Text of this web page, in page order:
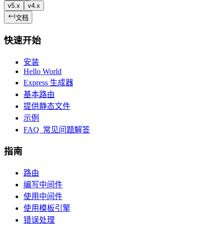
v5.x
v4.x
文档
快速开始
安装
Hello World
Express 生成器
基本路由
提供静态文件
示例
FAQ 常见问题解答
指南
路由
编写中间件
使用中间件
使用模板引擎
错误处理